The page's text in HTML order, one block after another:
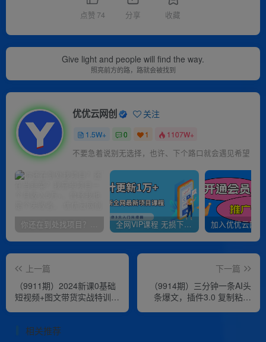
点赞 74 分享 收藏
Give light and people will find the way.
照亮前方的路，路就会被找到
优优云网创 关注
1.5W+ 0 1 1107W+
不要急着说别无选择，也许、下个路口就会遇见希望
你还在到处找项目？还在当韭菜？我靠卖项目一个月收入5万+，曾经我也是个失败者。 全网VIP课程 无损下载~
上一篇
（9911期）2024新课0基础
短视频+图文带货实战特训
下一篇
（9914期）三分钟一条AI头
条爆文，插件3.0 复制粘贴
相关推荐